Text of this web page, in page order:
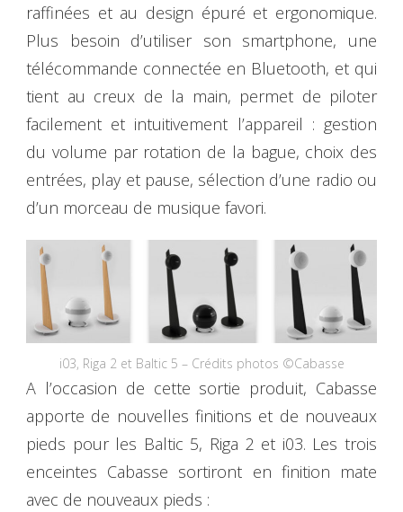
raffinées et au design épuré et ergonomique.
Plus besoin d’utiliser son smartphone, une
télécommande connectée en Bluetooth, et qui
tient au creux de la main, permet de piloter
facilement et intuitivement l’appareil : gestion
du volume par rotation de la bague, choix des
entrées, play et pause, sélection d’une radio ou
d’un morceau de musique favori.
i03, Riga 2 et Baltic 5 – Crédits photos ©Cabasse
A l’occasion de cette sortie produit, Cabasse
apporte de nouvelles finitions et de nouveaux
pieds pour les Baltic 5, Riga 2 et i03. Les trois
enceintes Cabasse sortiront en finition mate
avec de nouveaux pieds :